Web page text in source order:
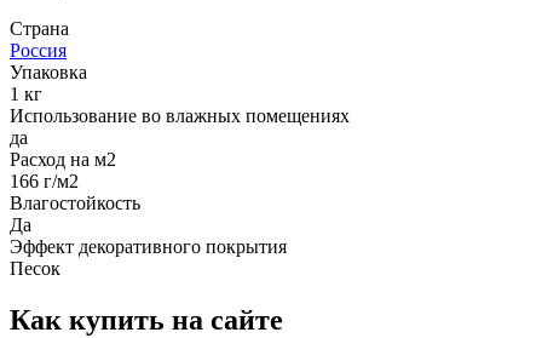
Страна
Россия
Упаковка
1 кг
Использование во влажных помещениях
да
Расход на м2
166 г/м2
Влагостойкость
Да
Эффект декоративного покрытия
Песок
Как купить на сайте